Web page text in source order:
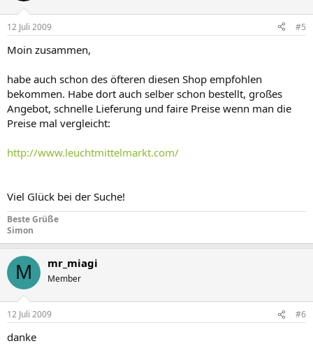
12 Juli 2009 #5
Moin zusammen,
habe auch schon des öfteren diesen Shop empfohlen
bekommen. Habe dort auch selber schon bestellt, großes
Angebot, schnelle Lieferung und faire Preise wenn man die
Preise mal vergleicht:
http://www.leuchtmittelmarkt.com/
Viel Glück bei der Suche!
Beste Grüße
Simon
M mr_miagi
Member
12 Juli 2009 #6
danke